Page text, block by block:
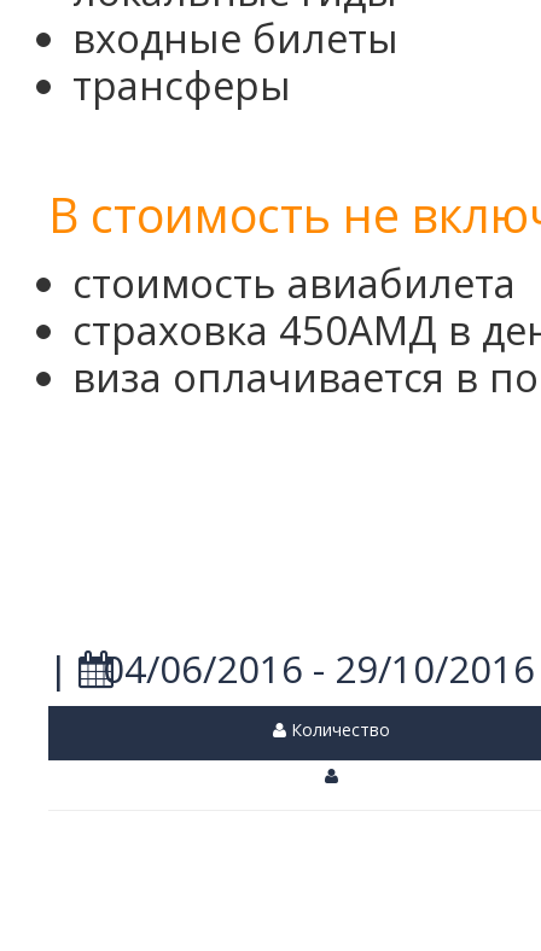
входные билеты
трансферы
В стоимость не
стоимость авиабилета
страховка 450АМД в
виза оплачивается в
| 04/06/2016 - 29/10/2016
Количество